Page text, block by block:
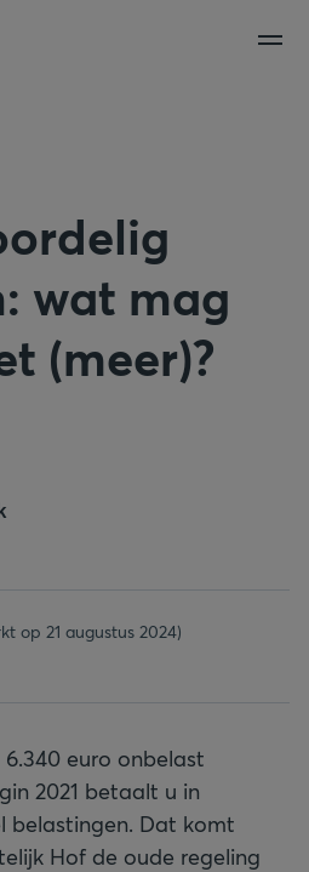
wat mag
(meer)?
op 21 augustus 2024)
euro onbelast
2021 betaalt u in
belastingen. Dat komt
Hof de oude regeling